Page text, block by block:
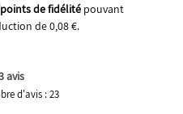
de fidélitépouvant
de0,08 €.
avis
d'avis :23